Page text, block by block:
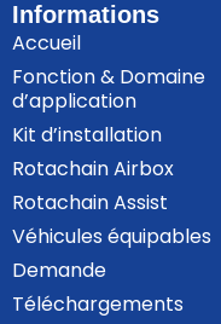
Informations
Accueil
Fonction & Domaine
d’application
Kit d’installation
Rotachain Airbox
Rotachain Assist
Véhicules équipables
Demande
Téléchargements